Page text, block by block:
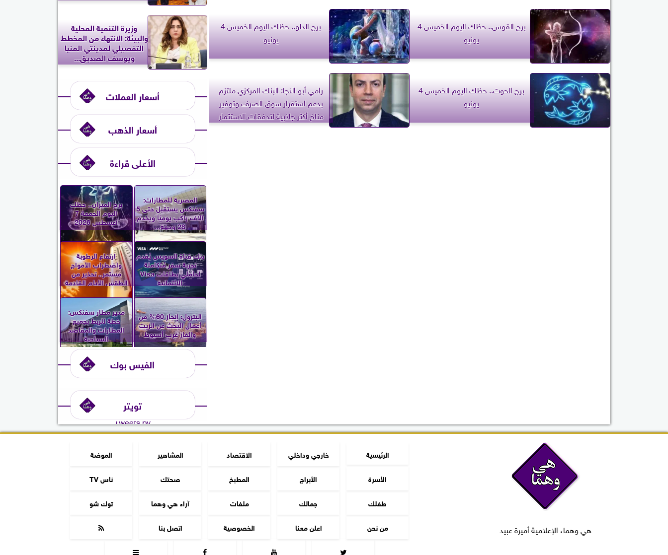
برج القوس.. حظك اليوم الخميس 4
يونيو
برج الدلو.. حظك اليوم الخميس 4
يونيو
برج الحوت.. حظك اليوم الخميس 4
يونيو
رامي أبو النجا: البنك المركزي ملتزم
بدعم استقرار سوق الصرف وتوفير
مناخ أكثر جاذبية لتدفقات الاستثمار
الأجنبي
وزيرة التنمية المحلية
والبيئة: الانتهاء من المخطط
التفصيلي لمدينتي المنيا
ويوسف الصديق...
أسعار العملات
أسعار الذهب
الأعلى قراءة
المصرية للمطارات:
سفنكس يستقبل حتى 5
آلاف راكب يوميًا ويخدم
28 وجهة...
برج الميزان.. حظك
اليوم الجمعة 7
أغسطس 2026
بنك قناة السويس يُقدم
تجربة سفر مُتكاملة
لحاملي بطاقات Visa
الائتمانية
ارتفاع الرطوبة
واضطراب الأمواج
مستمر.. تحذير من
الطقس الأيام القادمة
البترول: إنجاز 60% من
أعمال البحث عن الزيت
والغاز غرب أسيوط
مدير مطار سفنكس:
خطة للربط بجميع
المطارات والمقاصد
السياحية
الفيس بوك
تويتر
Tweets by
هي وهما، الإعلامية أميرة عبيد
الرئيسية خارجي وداخلي الاقتصاد المشاهير
الموضة
الأسرة
الأبراج المطبخ صحتك
ناس TV
طفلك
جمالك ملفات آراء هي وهما
توك شو
من نحن
اعلن معنا الخصوصية اتصل بنا




